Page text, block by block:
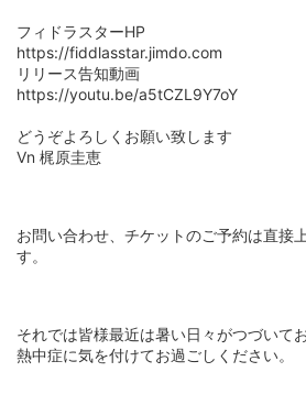
フィドラスターHP
https://fiddlasstar.jimdo.com
リリース告知動画
https://youtu.be/a5tCZL9Y7oY
どうぞよろしくお願い致します
Vn 梶原圭恵
お問い合わせ、チケットのご予約は直接
す。
それでは皆様最近は暑い日々がつづいて
熱中症に気を付けてお過ごしください。